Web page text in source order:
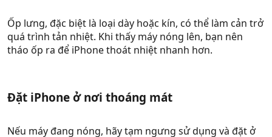
Ốp lưng, đặc biệt là loại dày hoặc kín, có thể làm cản trở
quá trình tản nhiệt. Khi thấy máy nóng lên, bạn nên
tháo ốp ra để iPhone thoát nhiệt nhanh hơn.
Đặt iPhone ở nơi thoáng mát​
Nếu máy đang nóng, hãy tạm ngưng sử dụng và đặt ở